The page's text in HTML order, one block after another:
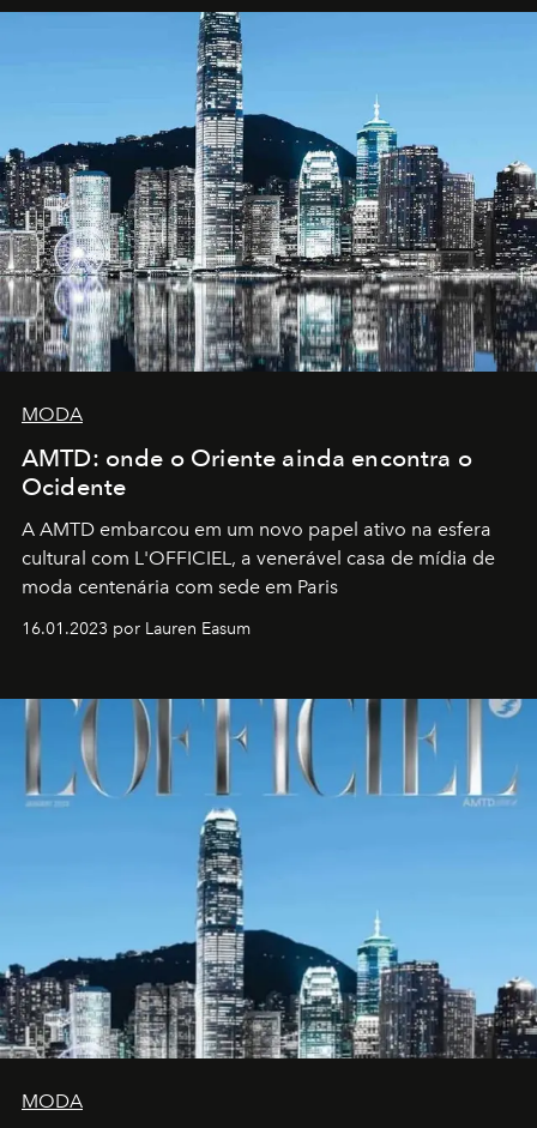
MODA
AMTD: onde o Oriente ainda encontra o
Ocidente
A AMTD embarcou em um novo papel ativo na esfera
cultural com L'OFFICIEL, a venerável casa de mídia de
moda centenária com sede em Paris
16.01.2023 por Lauren Easum
MODA